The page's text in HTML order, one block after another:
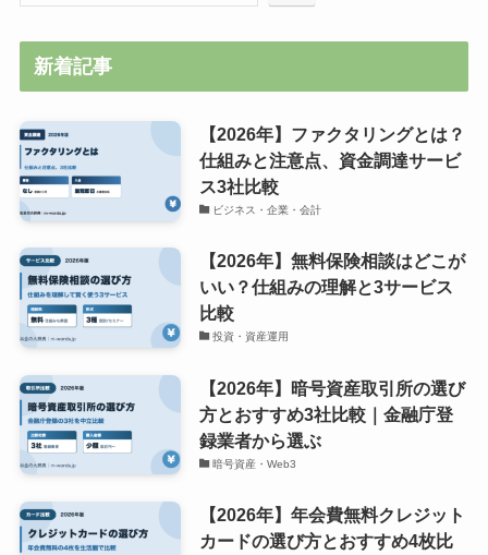
新着記事
【2026年】ファクタリングとは？
仕組みと注意点、資金調達サービ
ス3社比較
ビジネス・企業・会計
【2026年】無料保険相談はどこが
いい？仕組みの理解と3サービス
比較
投資・資産運用
【2026年】暗号資産取引所の選び
方とおすすめ3社比較｜金融庁登
録業者から選ぶ
暗号資産・Web3
【2026年】年会費無料クレジット
カードの選び方とおすすめ4枚比